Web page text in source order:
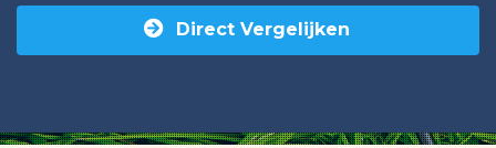
Direct Vergelijken